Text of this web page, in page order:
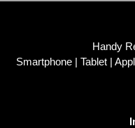
Handy
Smartphone | Tablet |